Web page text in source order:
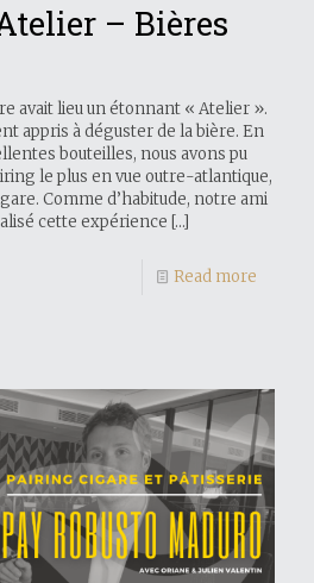
– Bières
avait lieu un étonnant « Atelier ».
appris à déguster de la bière. En
bouteilles, nous avons pu
le plus en vue outre-atlantique,
Comme d’habitude, notre ami
cette expérience […]
Read more